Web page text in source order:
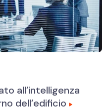
all’intelligenza
dell’edificio